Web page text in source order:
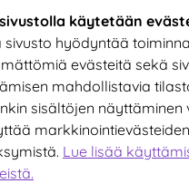
käytetään
sivusto hyödyntää
evästeitä sekä
mahdollistavia
sisältöjen näyttäminen
markkinointievästeiden
Lue lisää
Tilaa